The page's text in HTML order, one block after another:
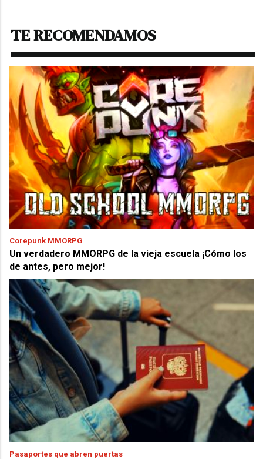
TE RECOMENDAMOS
Corepunk MMORPG
Un verdadero MMORPG de la vieja escuela ¡Cómo los
de antes, pero mejor!
Pasaportes que abren puertas